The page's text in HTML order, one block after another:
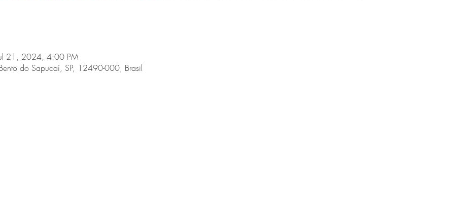
21, 2024, 4:00 PM
do Sapucaí, SP, 12490-000, Brasil